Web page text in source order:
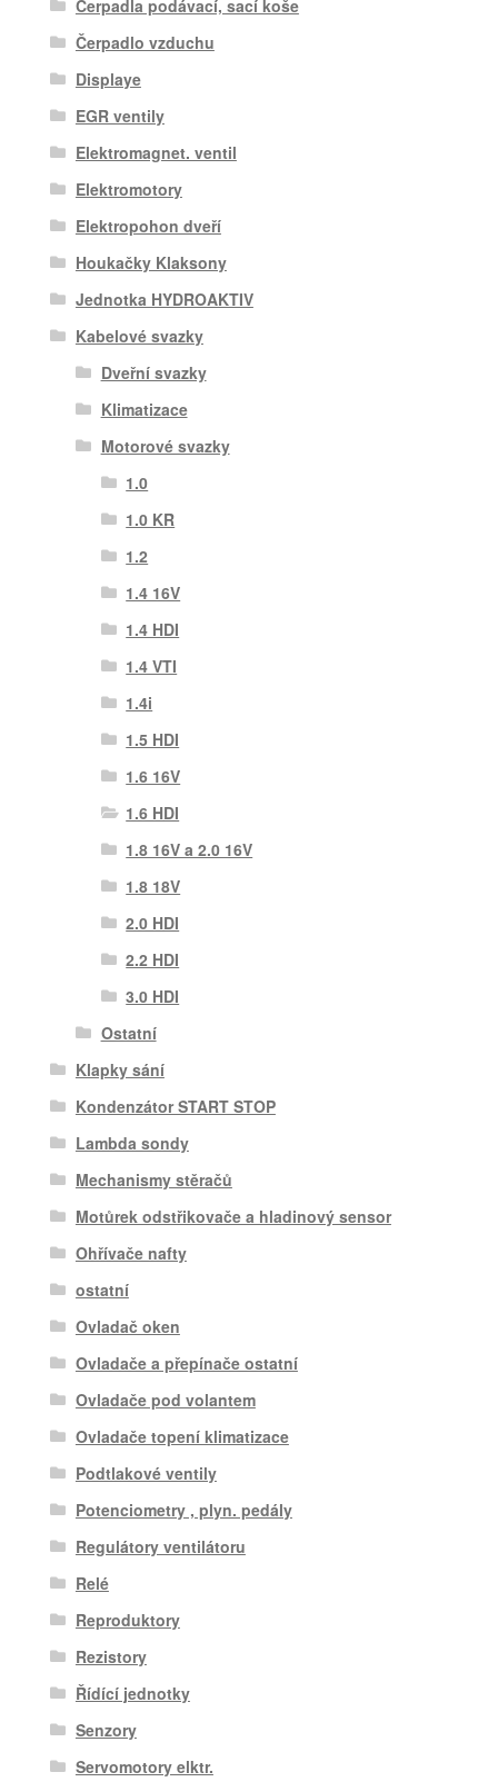
Čerpadla podávací, sací koše
Čerpadlo vzduchu
Displaye
EGR ventily
Elektromagnet. ventil
Elektromotory
Elektropohon dveří
Houkačky Klaksony
Jednotka HYDROAKTIV
Kabelové svazky
Dveřní svazky
Klimatizace
Motorové svazky
1.0
1.0 KR
1.2
1.4 16V
1.4 HDI
1.4 VTI
1.4i
1.5 HDI
1.6 16V
1.6 HDI
1.8 16V a 2.0 16V
1.8 18V
2.0 HDI
2.2 HDI
3.0 HDI
Ostatní
Klapky sání
Kondenzátor START STOP
Lambda sondy
Mechanismy stěračů
Motůrek odstřikovače a hladinový sensor
Ohřívače nafty
ostatní
Ovladač oken
Ovladače a přepínače ostatní
Ovladače pod volantem
Ovladače topení klimatizace
Podtlakové ventily
Potenciometry , plyn. pedály
Regulátory ventilátoru
Relé
Reproduktory
Rezistory
Řídící jednotky
Senzory
Servomotory elktr.